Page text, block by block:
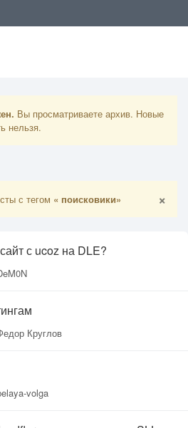
Вы просматриваете архив. Новые
нельзя.
с тегом « поисковики» ×
с ucoz на DLE?
Круглов
volga